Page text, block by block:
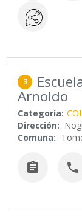
3
Arnoldo
Categoría:
Dirección:
Comuna:
 